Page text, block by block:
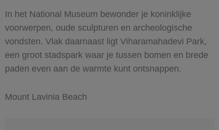
In het National Museum bewonder je koninklijke
voorwerpen, oude sculpturen en archeologische
vondsten. Vlak daarnaast ligt Viharamahadevi Park,
een groot stadspark waar je tussen bomen en brede
paden even aan de warmte kunt ontsnappen.
Mount Lavinia Beach